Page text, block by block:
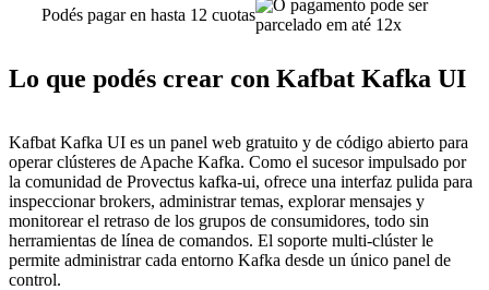
Podés pagar en hasta 12 cuotas
Lo que podés crear con Kafbat Kafka UI
Kafbat Kafka UI es un panel web gratuito y de código abierto para
operar clústeres de Apache Kafka. Como el sucesor impulsado por
la comunidad de Provectus kafka-ui, ofrece una interfaz pulida para
inspeccionar brokers, administrar temas, explorar mensajes y
monitorear el retraso de los grupos de consumidores, todo sin
herramientas de línea de comandos. El soporte multi-clúster le
permite administrar cada entorno Kafka desde un único panel de
control.